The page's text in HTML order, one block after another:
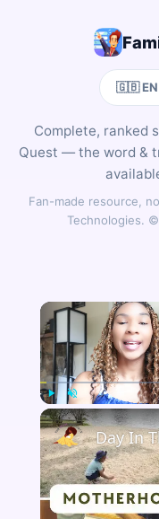
🇬🇧 EN
Complete, ranked
Quest — the word &
Fan-made resource,
Technologies.
Play Unmute